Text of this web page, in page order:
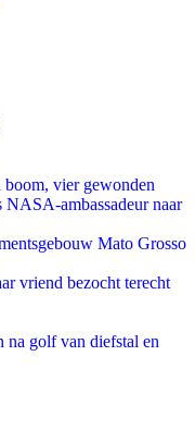
boom, vier gewonden
ambassadeur naar
Mato Grosso
vriend bezocht terecht
na golf van diefstal en